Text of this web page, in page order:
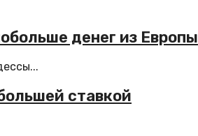
денег из Европы
ставкой